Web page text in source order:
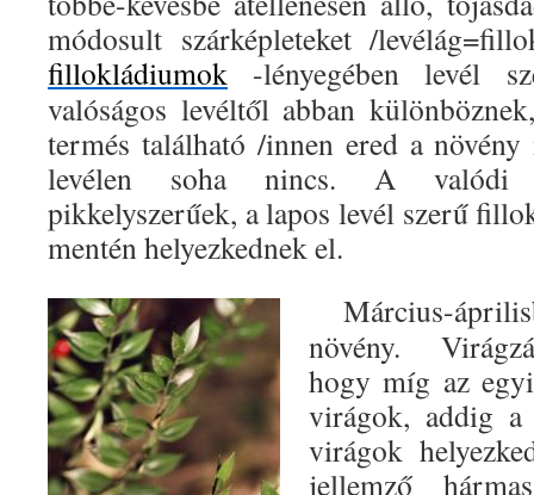
módosult szárképleteket /
fillokládiumok -lényegében levél
valóságos levéltől abban
termés található /innen ered a
levélen soha nincs. A valódi
pikkelyszerűek, a lapos levél szerű
mentén helyezkednek el.
Március-
növény.
hogy míg az
virágok, addig a
virágok
jellemző